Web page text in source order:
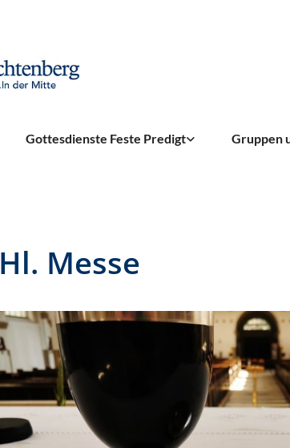
Gottesdienste Feste Predigt Gruppen
Hl. Messe